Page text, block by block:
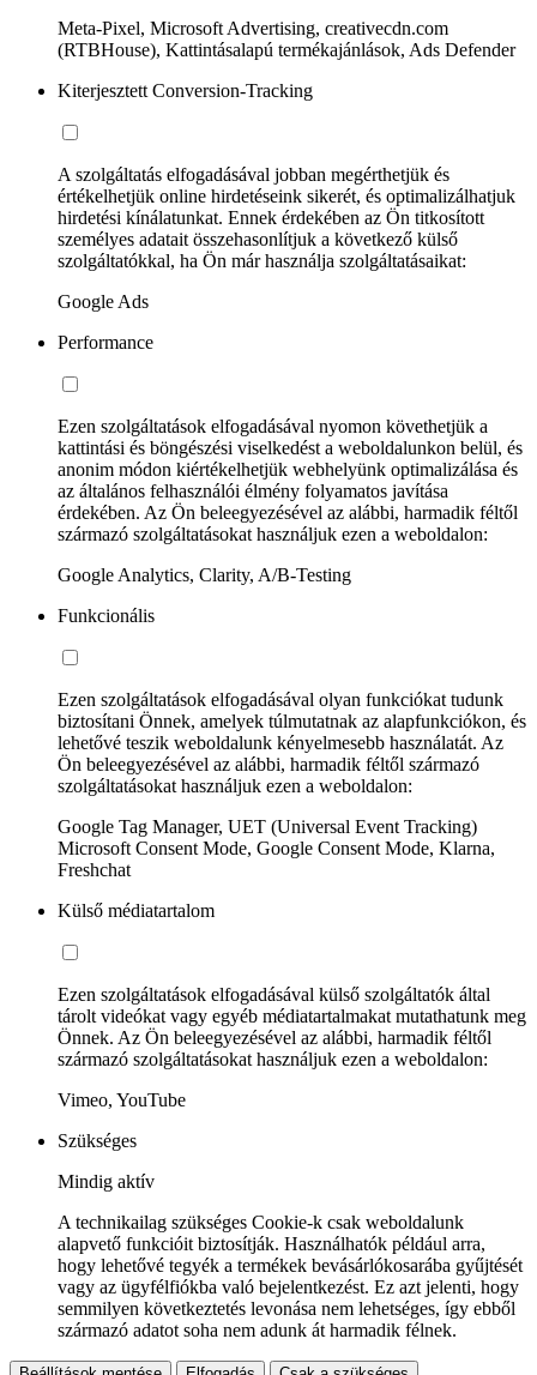
Meta-Pixel, Microsoft Advertising, creativecdn.com
(RTBHouse), Kattintásalapú termékajánlások, Ads Defender
Kiterjesztett Conversion-Tracking
A szolgáltatás elfogadásával jobban megérthetjük és
értékelhetjük online hirdetéseink sikerét, és optimalizálhatjuk
hirdetési kínálatunkat. Ennek érdekében az Ön titkosított
személyes adatait összehasonlítjuk a következő külső
szolgáltatókkal, ha Ön már használja szolgáltatásaikat:
Google Ads
Performance
Ezen szolgáltatások elfogadásával nyomon követhetjük a
kattintási és böngészési viselkedést a weboldalunkon belül, és
anonim módon kiértékelhetjük webhelyünk optimalizálása és
az általános felhasználói élmény folyamatos javítása
érdekében. Az Ön beleegyezésével az alábbi, harmadik féltől
származó szolgáltatásokat használjuk ezen a weboldalon:
Google Analytics, Clarity, A/B-Testing
Funkcionális
Ezen szolgáltatások elfogadásával olyan funkciókat tudunk
biztosítani Önnek, amelyek túlmutatnak az alapfunkciókon, és
lehetővé teszik weboldalunk kényelmesebb használatát. Az
Ön beleegyezésével az alábbi, harmadik féltől származó
szolgáltatásokat használjuk ezen a weboldalon:
Google Tag Manager, UET (Universal Event Tracking)
Microsoft Consent Mode, Google Consent Mode, Klarna,
Freshchat
Külső médiatartalom
Ezen szolgáltatások elfogadásával külső szolgáltatók által
tárolt videókat vagy egyéb médiatartalmakat mutathatunk meg
Önnek. Az Ön beleegyezésével az alábbi, harmadik féltől
származó szolgáltatásokat használjuk ezen a weboldalon:
Vimeo, YouTube
Szükséges
Mindig aktív
A technikailag szükséges Cookie-k csak weboldalunk
alapvető funkcióit biztosítják. Használhatók például arra,
hogy lehetővé tegyék a termékek bevásárlókosarába gyűjtését
vagy az ügyfélfiókba való bejelentkezést. Ez azt jelenti, hogy
semmilyen következtetés levonása nem lehetséges, így ebből
származó adatot soha nem adunk át harmadik félnek.